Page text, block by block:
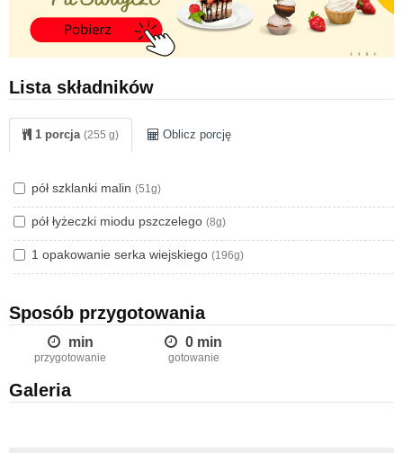
Lista składników
1 porcja (255 g) Oblicz porcję
pół szklanki malin (51g)
pół łyżeczki miodu pszczelego (8g)
1 opakowanie serka wiejskiego (196g)
Sposób przygotowania
min
przygotowanie
0 min
gotowanie
Galeria